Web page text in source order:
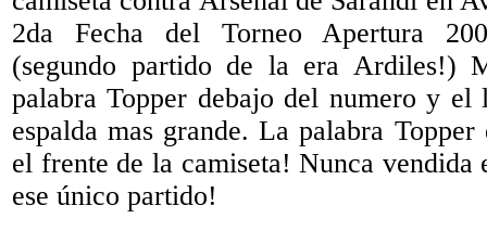
2da Fecha del Torneo Apertura
(segundo partido de la era Ardiles!)
palabra Topper debajo del numero y el
espalda mas grande. La palabra
el frente de la camiseta! Nunca vendida
ese único partido!